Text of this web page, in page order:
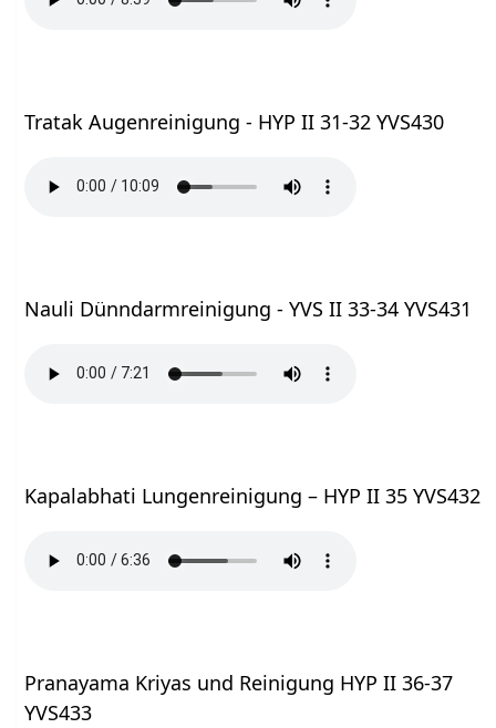
Tratak Augenreinigung - HYP II 31-32 YVS430
Nauli Dünndarmreinigung - YVS II 33-34 YVS431
Kapalabhati Lungenreinigung – HYP II 35 YVS432
Pranayama Kriyas und Reinigung HYP II 36-37
YVS433